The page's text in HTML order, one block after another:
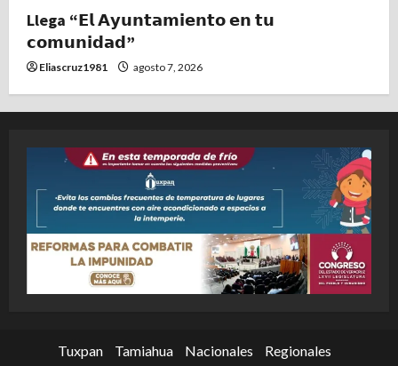
Llega “𝗘𝗹 𝗔𝘆𝘂𝗻𝘁𝗮𝗺𝗶𝗲𝗻𝘁𝗼 𝗲𝗻 𝘁𝘂
𝗰𝗼𝗺𝘂𝗻𝗶𝗱𝗮𝗱”
Eliascruz1981 agosto 7, 2026
Tuxpan Tamiahua Nacionales
Regionales